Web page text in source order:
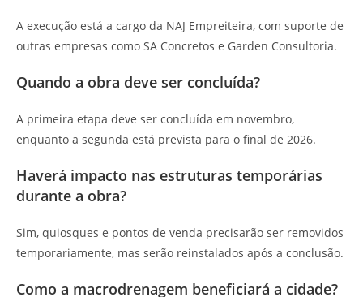
A execução está a cargo da NAJ Empreiteira, com suporte de
outras empresas como SA Concretos e Garden Consultoria.
Quando a obra deve ser concluída?
A primeira etapa deve ser concluída em novembro,
enquanto a segunda está prevista para o final de 2026.
Haverá impacto nas estruturas temporárias
durante a obra?
Sim, quiosques e pontos de venda precisarão ser removidos
temporariamente, mas serão reinstalados após a conclusão.
Como a macrodrenagem beneficiará a cidade?